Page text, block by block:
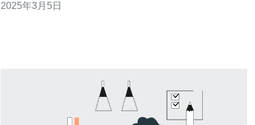
供高效、灵活、可靠的云计算解决方案。 阿里新加坡轻量
2025年3月5日